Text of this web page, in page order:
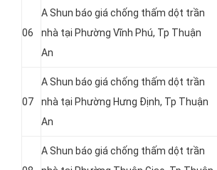
06
A Shun báo giá chống thấm dột trần
nhà tại Phường Vĩnh Phú, Tp Thuận
An
07
A Shun báo giá chống thấm dột trần
nhà tại Phường Hưng Định, Tp Thuận
An
A Shun báo giá chống thấm dột trần